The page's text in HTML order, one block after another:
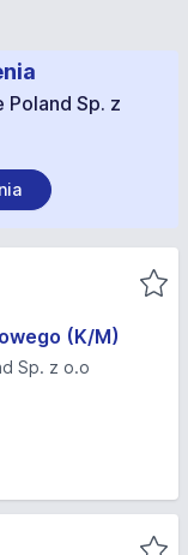
Poland Sp. z
(K/M)
Sp. z o.o